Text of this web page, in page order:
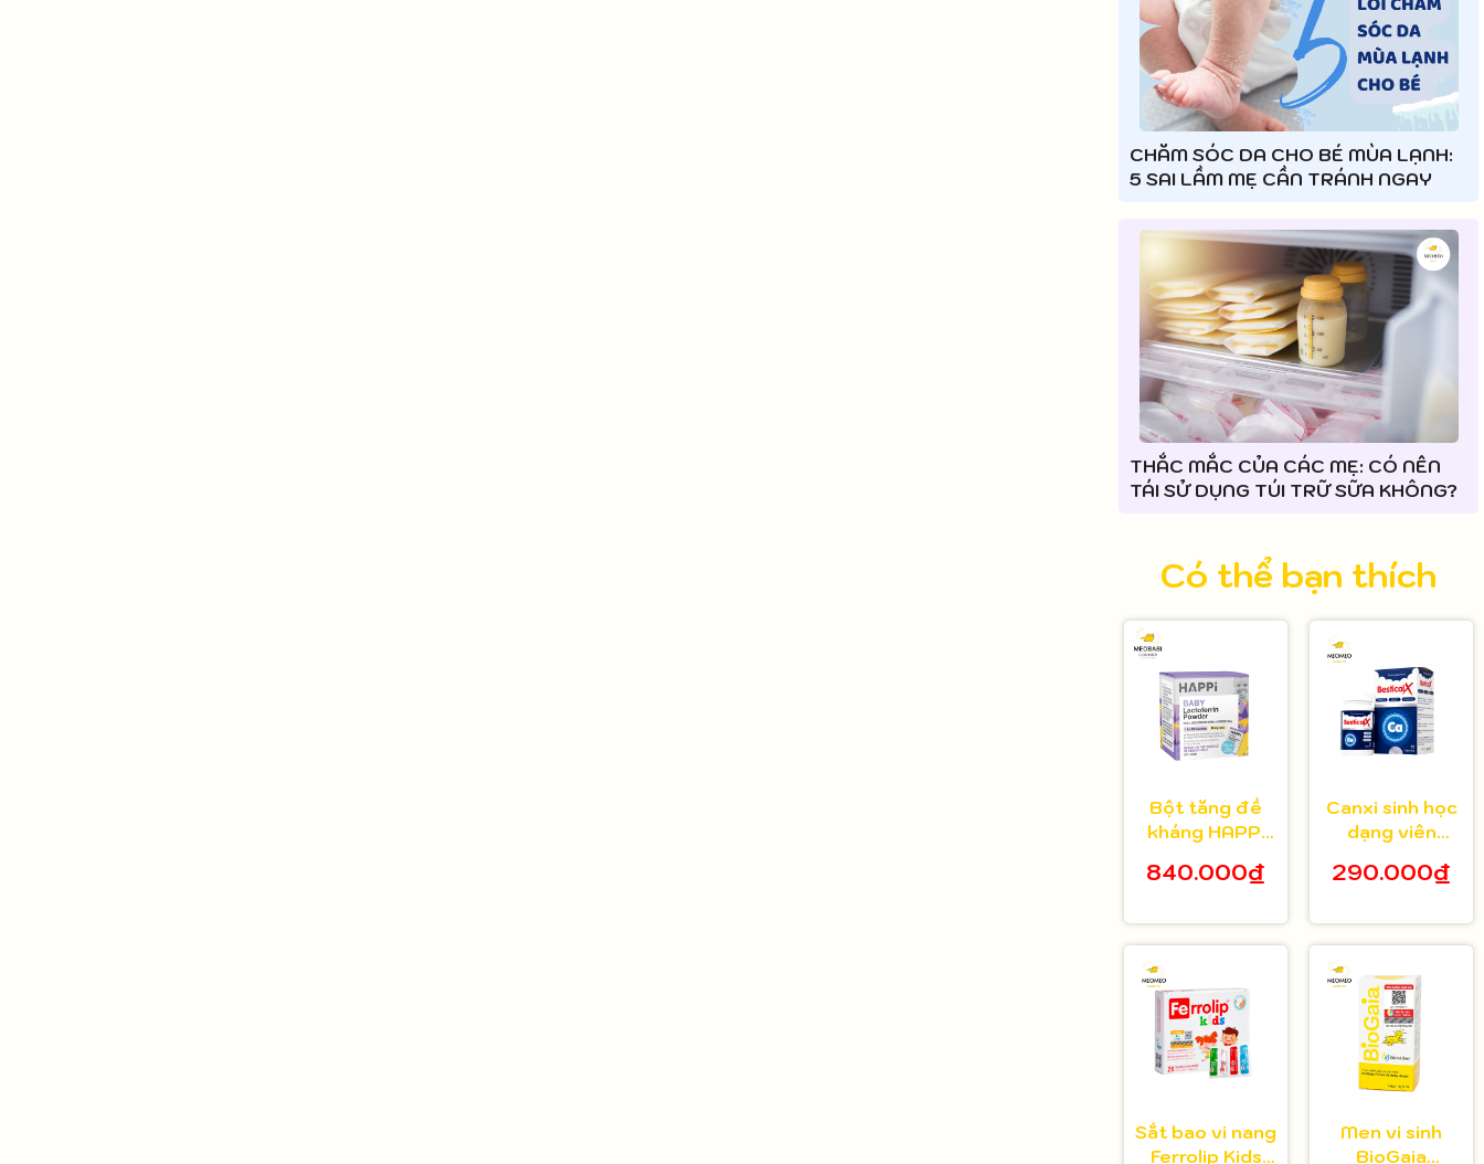
CHĂM SÓC DA CHO BÉ MÙA LẠNH:
5 SAI LẦM MẸ CẦN TRÁNH NGAY
THẮC MẮC CỦA CÁC MẸ: CÓ NÊN
TÁI SỬ DỤNG TÚI TRỮ SỮA KHÔNG?
Có thể bạn thích
Bột tăng đề
kháng HAPPi
Baby Úc cho
tuổi
840.000₫
Canxi sinh học
dạng viên
bé từ 8 tuổi 30
290.000₫
Sắt bao vi nang
Ferrolip Kids
Men vi sinh
BioGaia